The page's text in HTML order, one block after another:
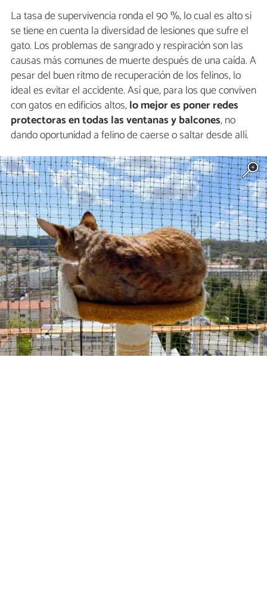
La tasa de supervivencia ronda el 90 %, lo cual es alto si
se tiene en cuenta la diversidad de lesiones que sufre el
gato. Los problemas de sangrado y respiración son las
causas más comunes de muerte después de una caída. A
pesar del buen ritmo de recuperación de los felinos, lo
ideal es evitar el accidente. Así que, para los que conviven
con gatos en edificios altos,lo mejor es poner redes
protectoras en todas las ventanas y balcones, no
dando oportunidad a felino de caerse o saltar desde allí.